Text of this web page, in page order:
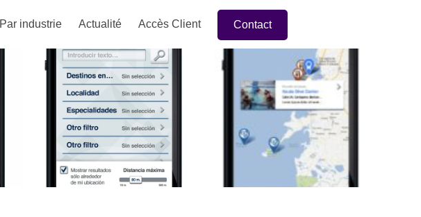
Par industrie Actualité Accès Client Contact